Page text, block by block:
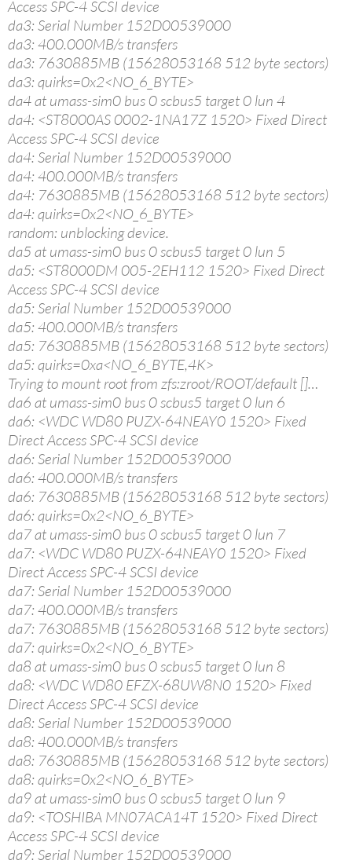
Access SPC-4 SCSI device
da3: Serial Number 152D00539000
da3: 400.000MB/s transfers
da3: 7630885MB (15628053168 512 byte sectors)
da3: quirks=0x2<NO_6_BYTE>
da4 at umass-sim0 bus 0 scbus5 target 0 lun 4
da4: <ST8000AS 0002-1NA17Z 1520> Fixed Direct
Access SPC-4 SCSI device
da4: Serial Number 152D00539000
da4: 400.000MB/s transfers
da4: 7630885MB (15628053168 512 byte sectors)
da4: quirks=0x2<NO_6_BYTE>
random: unblocking device.
da5 at umass-sim0 bus 0 scbus5 target 0 lun 5
da5: <ST8000DM 005-2EH112 1520> Fixed Direct
Access SPC-4 SCSI device
da5: Serial Number 152D00539000
da5: 400.000MB/s transfers
da5: 7630885MB (15628053168 512 byte sectors)
da5: quirks=0xa<NO_6_BYTE,4K>
Trying to mount root from zfs:zroot/ROOT/default []…
da6 at umass-sim0 bus 0 scbus5 target 0 lun 6
da6: <WDC WD80 PUZX-64NEAY0 1520> Fixed
Direct Access SPC-4 SCSI device
da6: Serial Number 152D00539000
da6: 400.000MB/s transfers
da6: 7630885MB (15628053168 512 byte sectors)
da6: quirks=0x2<NO_6_BYTE>
da7 at umass-sim0 bus 0 scbus5 target 0 lun 7
da7: <WDC WD80 PUZX-64NEAY0 1520> Fixed
Direct Access SPC-4 SCSI device
da7: Serial Number 152D00539000
da7: 400.000MB/s transfers
da7: 7630885MB (15628053168 512 byte sectors)
da7: quirks=0x2<NO_6_BYTE>
da8 at umass-sim0 bus 0 scbus5 target 0 lun 8
da8: <WDC WD80 EFZX-68UW8N0 1520> Fixed
Direct Access SPC-4 SCSI device
da8: Serial Number 152D00539000
da8: 400.000MB/s transfers
da8: 7630885MB (15628053168 512 byte sectors)
da8: quirks=0x2<NO_6_BYTE>
da9 at umass-sim0 bus 0 scbus5 target 0 lun 9
da9: <TOSHIBA MN07ACA14T 1520> Fixed Direct
Access SPC-4 SCSI device
da9: Serial Number 152D00539000